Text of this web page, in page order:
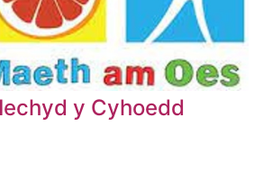
y Cyhoedd